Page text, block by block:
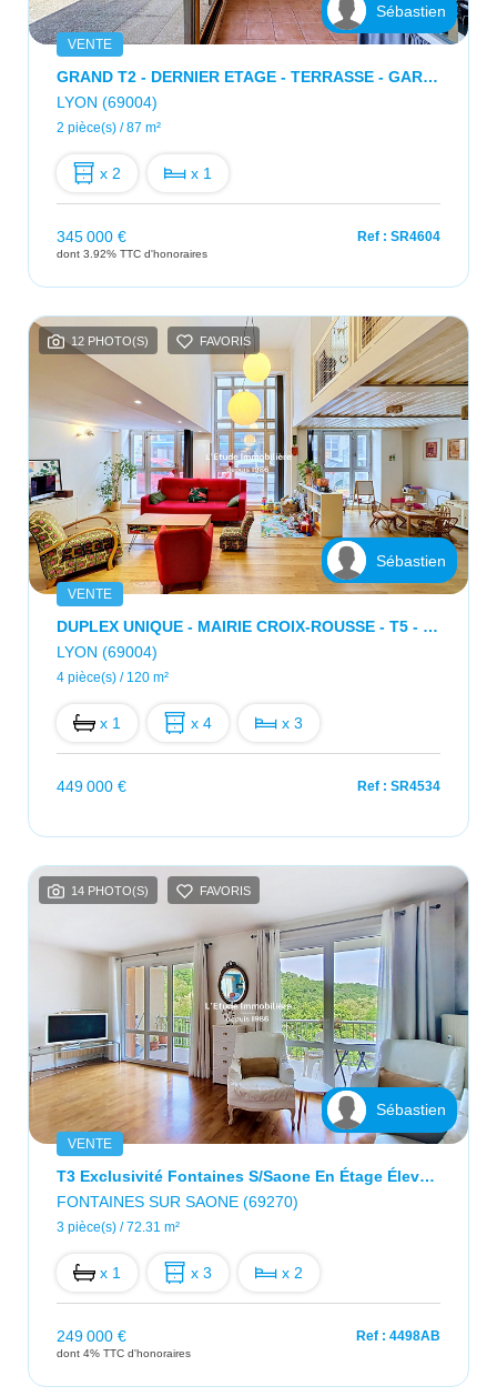
Sébastien
VENTE
GRAND T2 - DERNIER ETAGE - TERRASSE - GARAGE - CAVE
LYON (69004)
2 pièce(s) / 87 m²
x 2 x 1
345 000 €
dont 3.92% TTC d'honoraires
Ref : SR4604
12 PHOTO(S) FAVORIS
Sébastien
VENTE
DUPLEX UNIQUE - MAIRIE CROIX-ROUSSE - T5 - 120M2
LYON (69004)
4 pièce(s) / 120 m²
x 1 x 4 x 3
449 000 € Ref : SR4534
14 PHOTO(S) FAVORIS
Sébastien
VENTE
T3 Exclusivité Fontaines S/Saone En Étage Élevé, Au Calme !
FONTAINES SUR SAONE (69270)
3 pièce(s) / 72.31 m²
x 1 x 3 x 2
249 000 €
dont 4% TTC d'honoraires
Ref : 4498AB